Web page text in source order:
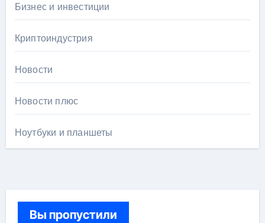
Бизнес и инвестиции
Криптоиндустрия
Новости
Новости плюс
Ноутбуки и планшеты
Вы пропустили